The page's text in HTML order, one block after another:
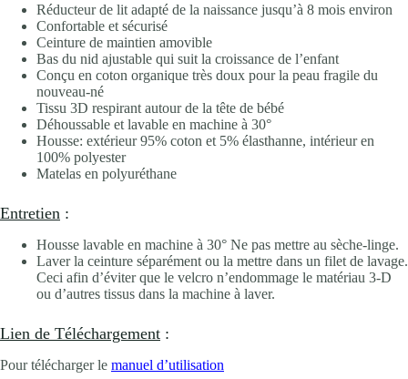
Réducteur de lit adapté de la naissance jusqu’à 8 mois environ
Confortable et sécurisé
Ceinture de maintien amovible
Bas du nid ajustable qui suit la croissance de l’enfant
Conçu en coton organique très doux pour la peau fragile du
nouveau-né
Tissu 3D respirant autour de la tête de bébé
Déhoussable et lavable en machine à 30°
Housse: extérieur 95% coton et 5% élasthanne, intérieur en
100% polyester
Matelas en polyuréthane
Entretien :
Housse lavable en machine à 30° Ne pas mettre au sèche-linge.
Laver la ceinture séparément ou la mettre dans un filet de lavage.
Ceci afin d’éviter que le velcro n’endommage le matériau 3-D
ou d’autres tissus dans la machine à laver.
Lien de Téléchargement :
Pour télécharger le manuel d’utilisation